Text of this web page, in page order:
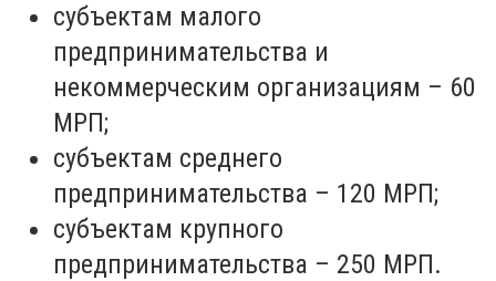
субъектам малого
предпринимательства и
некоммерческим организациям – 60
МРП;
субъектам среднего
предпринимательства – 120 МРП;
субъектам крупного
предпринимательства – 250 МРП.